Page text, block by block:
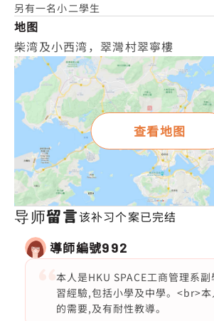
另有一名小二學生
地图
柴湾及小西湾，翠灣村翠寧樓
查看地图
导师留言该补习个案已完结
導師編號992
本人是HKU SPACE工商管理系
習經驗,包括小學及中學。<br>本
的需要,及有耐性教導。